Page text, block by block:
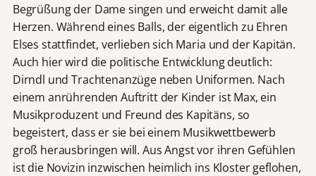
Begrüßung der Dame singen und erweicht damit alle
Herzen. Während eines Balls, der eigentlich zu Ehren
Elses stattfindet, verlieben sich Maria und der Kapitän.
Auch hier wird die politische Entwicklung deutlich:
Dirndl und Trachtenanzüge neben Uniformen. Nach
einem anrührenden Auftritt der Kinder ist Max, ein
Musikproduzent und Freund des Kapitäns, so
begeistert, dass er sie bei einem Musikwettbewerb
groß herausbringen will. Aus Angst vor ihren Gefühlen
ist die Novizin inzwischen heimlich ins Kloster geflohen,